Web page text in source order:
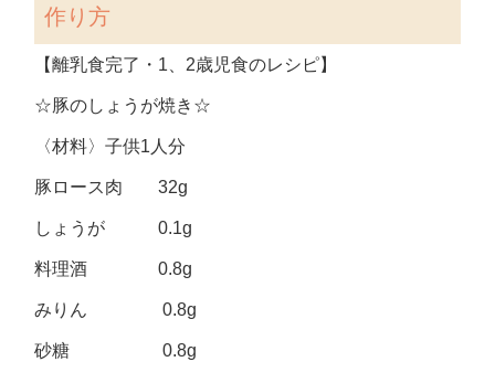
作り方
【離乳食完了・1、2歳児食のレシピ】
☆豚のしょうが焼き☆
〈材料〉子供1人分
豚ロース肉 32g
しょうが 0.1g
料理酒 0.8g
みりん 0.8g
砂糖 0.8g